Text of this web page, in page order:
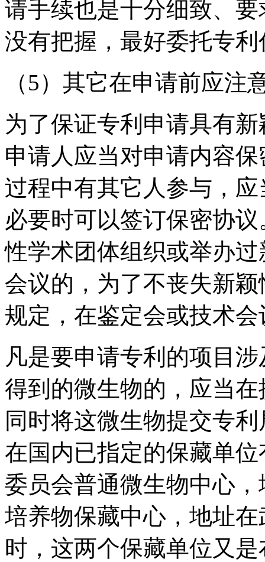
请手续也是十分细致、
没有把握，最好委托专
（5）其它在申请前应注
为了保证专利申请具有
申请人应当对申请内容
过程中有其它人参与，
必要时可以签订保密协
性学术团体组织或举办
会议的，为了不丧失新
规定，在鉴定会或技术
凡是要申请专利的项目
得到的微生物的，应当
同时将这微生物提交专
在国内已指定的保藏单
委员会普通微生物中心
培养物保藏中心，地址
时，这两个保藏单位又